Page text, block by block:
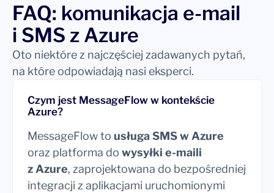
FAQ: komunikacja e-mail
i SMS z Azure
Oto niektóre z najczęściej zadawanych pytań,
na które odpowiadają nasi eksperci.
Czym jest MessageFlow w kontekście
Azure?
MessageFlow to usługa SMS w Azure
oraz platforma do wysyłki e-maili
z Azure, zaprojektowana do bezpośredniej
integracji z aplikacjami uruchomionymi